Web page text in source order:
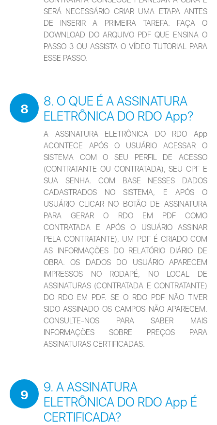
SERÁ NECESSÁRIO CRIAR UMA ETAPA ANTES
DE INSERIR A PRIMEIRA TAREFA. FAÇA O
DOWNLOAD DO ARQUIVO PDF QUE ENSINA O
PASSO 3 OU ASSISTA O VÍDEO TUTORIAL PARA
ESSE PASSO.
8
8. O QUE É A ASSINATURA
ELETRÔNICA DO RDO App?
A ASSINATURA ELETRÔNICA DO RDO App
ACONTECE APÓS O USUÁRIO ACESSAR O
SISTEMA COM O SEU PERFIL DE ACESSO
(CONTRATANTE OU CONTRATADA), SEU CPF E
SUA SENHA. COM BASE NESSES DADOS
CADASTRADOS NO SISTEMA, E APÓS O
USUÁRIO CLICAR NO BOTÃO DE ASSINATURA
PARA GERAR O RDO EM PDF COMO
CONTRATADA E APÓS O USUÁRIO ASSINAR
PELA CONTRATANTE), UM PDF É CRIADO COM
AS INFORMAÇÕES DO RELATÓRIO DIÁRIO DE
OBRA. OS DADOS DO USUÁRIO APARECEM
IMPRESSOS NO RODAPÉ, NO LOCAL DE
ASSINATURAS (CONTRATADA E CONTRATANTE)
DO RDO EM PDF. SE O RDO PDF NÃO TIVER
SIDO ASSINADO OS CAMPOS NÃO APARECEM.
CONSULTE-NOS PARA SABER MAIS
INFORMAÇÕES SOBRE PREÇOS PARA
ASSINATURAS CERTIFICADAS.
9
9. A ASSINATURA
ELETRÔNICA DO RDO App É
CERTIFICADA?